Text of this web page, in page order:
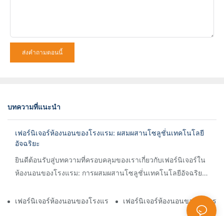
ส่งคำถามตอนนี้
บทความที่แนะนำ
เฟอร์นิเจอร์ห้องนอนของโรงแรม: ผสมผสานโซลูชั่นเทคโนโลยี
อัจฉริยะ
ยินดีต้อนรับสู่บทความที่ครอบคลุมของเราเกี่ยวกับเฟอร์นิเจอร์ใน
ห้องนอนของโรงแรม: การผสมผสานโซลูชั่นเทคโนโลยีอัจฉริยะ!
เฟอร์นิเจอร์ห้องนอนของโรงแรม: พลิกโฉมพื้นที่ขนาดเล็กด้วยกระจก
เฟอร์นิเจอร์ห้องนอนของโรงแร